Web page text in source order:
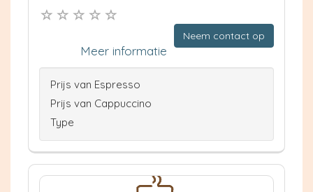
Neem contact op
Meer informatie
Prijs van Espresso
Prijs van Cappuccino
Type